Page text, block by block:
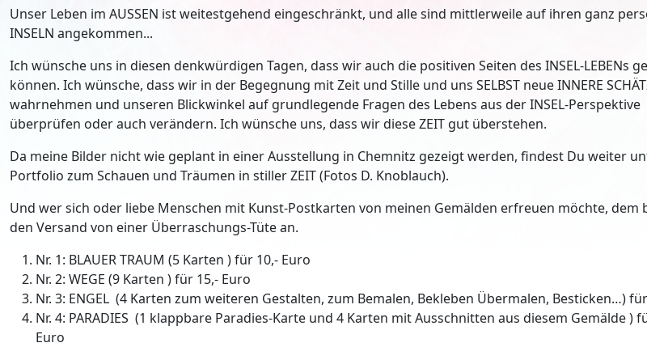
Unser Leben im AUSSEN ist weitestgehend eingeschränkt, und alle sind mittlerweile auf ihren ganz
INSELN angekommen...
Ich wünsche uns in diesen denkwürdigen Tagen, dass wir auch die positiven Seiten des INSEL-LEBENs
können. Ich wünsche, dass wir in der Begegnung mit Zeit und Stille und uns SELBST neue INNERE
wahrnehmen und unseren Blickwinkel auf grundlegende Fragen des Lebens aus der INSEL-Perspektive
überprüfen oder auch verändern. Ich wünsche uns, dass wir diese ZEIT gut überstehen.
Da meine Bilder nicht wie geplant in einer Ausstellung in Chemnitz gezeigt werden, findest Du weiter
Portfolio zum Schauen und Träumen in stiller ZEIT (Fotos D. Knoblauch).
Und wer sich oder liebe Menschen mit Kunst-Postkarten von meinen Gemälden erfreuen möchte, dem
den Versand von einer Überraschungs-Tüte an.
Nr. 1: BLAUER TRAUM (5 Karten ) für 10,- Euro
Nr. 2: WEGE (9 Karten ) für 15,- Euro
Nr. 3: ENGEL (4 Karten zum weiteren Gestalten, zum Bemalen, Bekleben Übermalen, Besticken…)
Nr. 4: PARADIES (1 klappbare Paradies-Karte und 4 Karten mit Ausschnitten aus diesem Gemälde )
Euro